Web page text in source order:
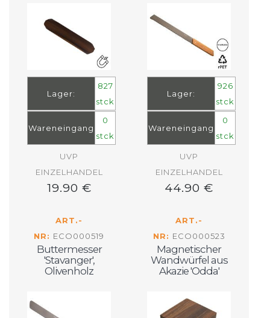
Lager:
827
stck
Wareneingang
0
stck
UVP
EINZELHANDEL
19.90 €
Lager:
926
stck
Wareneingang
0
stck
UVP
EINZELHANDEL
44.90 €
ART.-
NR: ECO000519
Buttermesser
'Stavanger',
Olivenholz
ART.-
NR: ECO000523
Magnetischer
Wandwürfel aus
Akazie 'Odda'